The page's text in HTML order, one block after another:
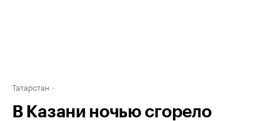
Татарстан
В Казани ночью сгорело